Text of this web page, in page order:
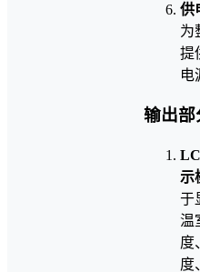
供
为
提
电
输出部
示
于
温
度
度